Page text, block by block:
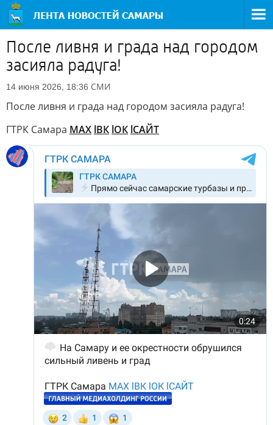
После ливня и града над городом
засияла радуга!
14 июня 2026, 18:36 СМИ
После ливня и града над городом засияла радуга!
ГТРК Самара MAX lВК lОК lСАЙТ